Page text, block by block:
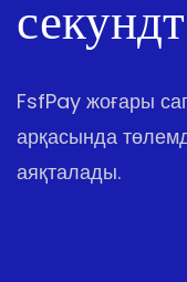
FsfPay жоғары
арқасында
аяқталады.